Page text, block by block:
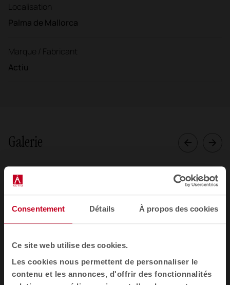
Consentement Détails À propos des cookies
Ce site web utilise des cookies.
Les cookies nous permettent de personnaliser le
contenu et les annonces, d'offrir des fonctionnalités
Localisation
Palma de Mallorca
Marque / Fabricant
Actiu
Galerie